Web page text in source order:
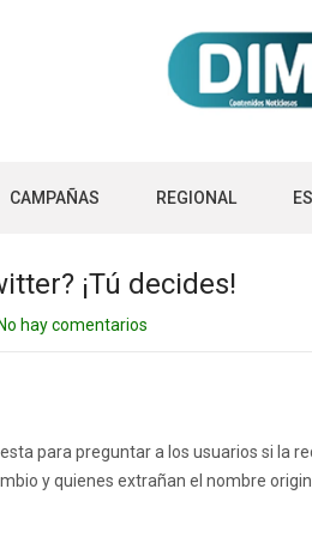
CAMPAÑAS REGIONAL
¡Tú decides!
No hay comentarios
para preguntar a los usuarios si
y quienes extrañan el nombre